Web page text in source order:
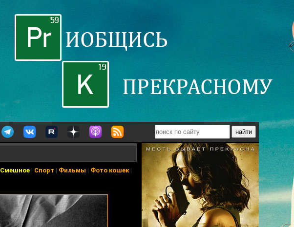
Смешное| Спорт | Фильмы | Фото кошек|